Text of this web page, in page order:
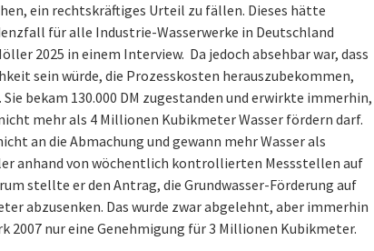
ein rechtskräftiges Urteil zu fällen. Dieses hätte
für alle Industrie-Wasserwerke in Deutschland
2025 in einem Interview. Da jedoch absehbar war, dass
sein würde, die Prozesskosten herauszubekommen,
bekam 130.000 DM zugestanden und erwirkte immerhin,
mehr als 4 Millionen Kubikmeter Wasser fördern darf.
an die Abmachung und gewann mehr Wasser als
anhand von wöchentlich kontrollierten Messstellen auf
stellte er den Antrag, die Grundwasser-Förderung auf
abzusenken. Das wurde zwar abgelehnt, aber immerhin
2007 nur eine Genehmigung für 3 Millionen Kubikmeter.